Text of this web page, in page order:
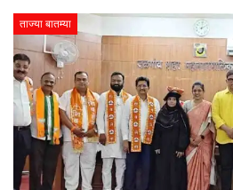
ताज्या बातम्या